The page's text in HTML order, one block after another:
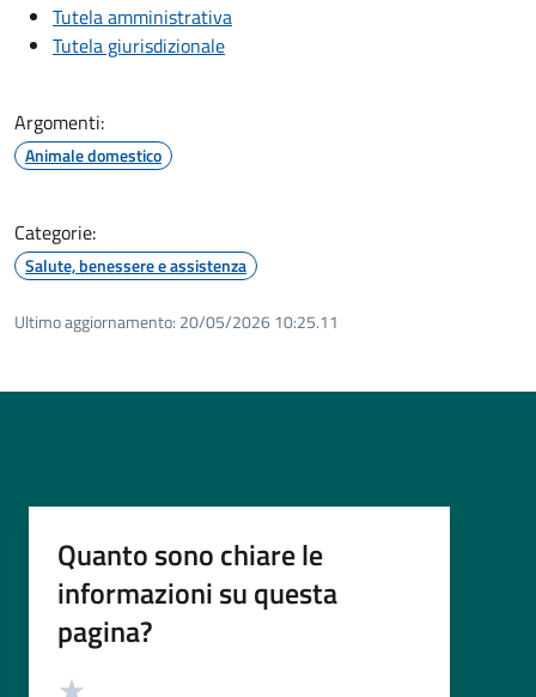
Tutela amministrativa
Tutela giurisdizionale
Argomenti:
Animale domestico
Categorie:
Salute, benessere e assistenza
Ultimo aggiornamento: 20/05/2026 10:25.11
Quanto sono chiare le
informazioni su questa
pagina?
Valutazione